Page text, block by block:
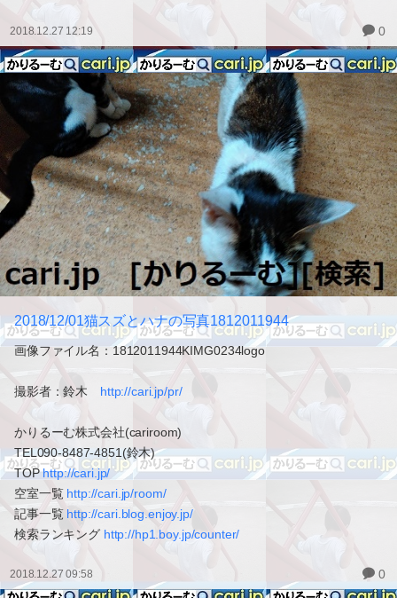
2018.12.27 12:19 0
2018/12/01猫スズとハナの写真1812011944
画像ファイル名：1812011944KIMG0234logo
撮影者：鈴木 http://cari.jp/pr/
かりるーむ株式会社(cariroom)
TEL090-8487-4851(鈴木)
TOPhttp://cari.jp/
空室一覧 http://cari.jp/room/
記事一覧 http://cari.blog.enjoy.jp/
検索ランキング http://hp1.boy.jp/counter/
2018.12.27 09:58 0